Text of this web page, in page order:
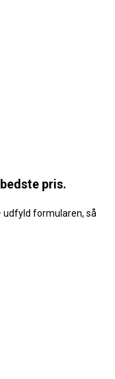
pris.
formularen, så